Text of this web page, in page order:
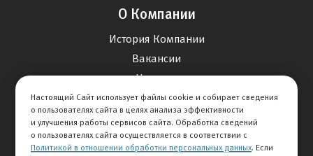
О Компании
История Компании
Вакансии
Новости
Карта сайта
Контакты
Настоящий Сайт использует файлы cookie и собирает сведения
о пользователях сайта в целях анализа эффективности
и улучшения работы сервисов сайта. Обработка сведений
о пользователях сайта осуществляется в соответствии с
Политикой в отношении обработки персональных данных. Если